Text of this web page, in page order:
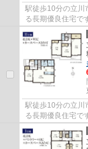
駅徒歩10分の立川
る長期優良住宅で
ルキー等、設備も
駅徒歩10分の立川
る長期優良住宅で
ルキー等、設備も